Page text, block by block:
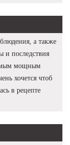
а также
и последствия
мощным
хочется чтоб
в рецепте